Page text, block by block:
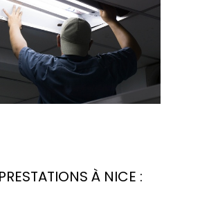
À NICE :